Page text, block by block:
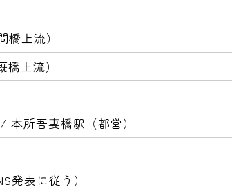
上流）
上流）
所吾妻橋駅（都営）
発表に従う）